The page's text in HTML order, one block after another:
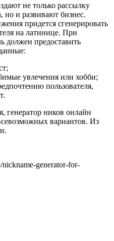
не только рассылку
но и развивают бизнес.
придется сгенерировать
на латинице. При
должен предоставить
увлечения или хобби;
пользователя,
генератор ников онлайн
вариантов. Из
generator-for-